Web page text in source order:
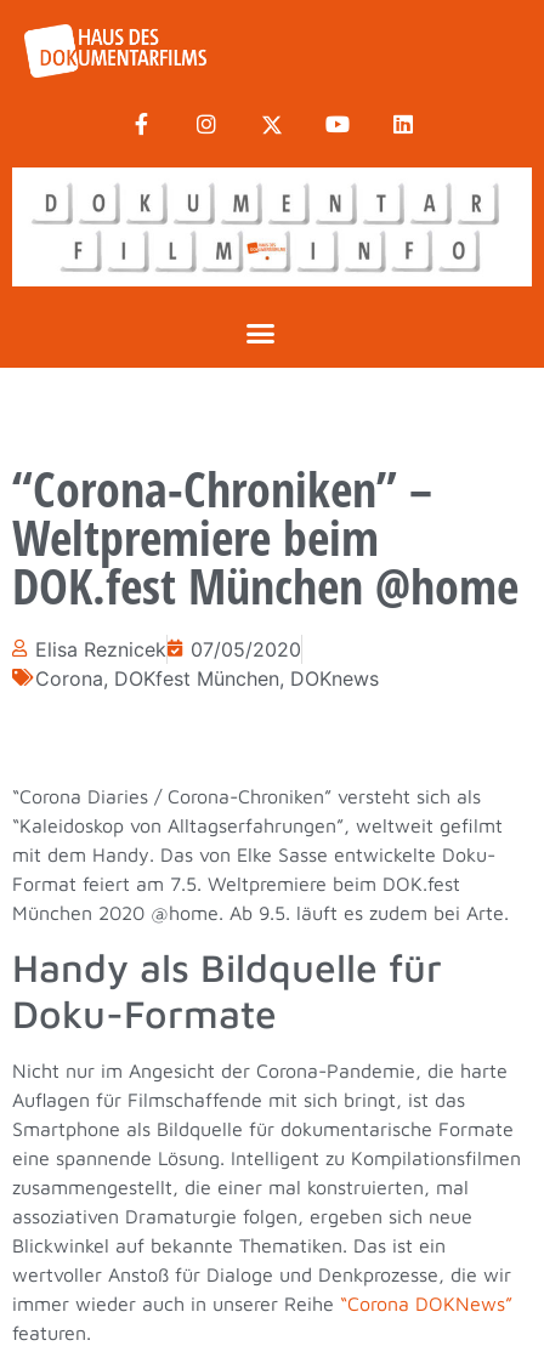
“Corona-Chroniken” –
Weltpremiere beim
DOK.fest München @home
Elisa Reznicek
07/05/2020
Corona, DOKfest München, DOKnews
“Corona Diaries / Corona-Chroniken” versteht sich als
“Kaleidoskop von Alltagserfahrungen”, weltweit gefilmt
mit dem Handy. Das von Elke Sasse entwickelte Doku-
Format feiert am 7.5. Weltpremiere beim DOK.fest
München 2020 @home. Ab 9.5. läuft es zudem bei Arte.
Handy als Bildquelle für
Doku-Formate
Nicht nur im Angesicht der Corona-Pandemie, die harte
Auflagen für Filmschaffende mit sich bringt, ist das
Smartphone als Bildquelle für dokumentarische Formate
eine spannende Lösung. Intelligent zu Kompilationsfilmen
zusammengestellt, die einer mal konstruierten, mal
assoziativen Dramaturgie folgen, ergeben sich neue
Blickwinkel auf bekannte Thematiken. Das ist ein
wertvoller Anstoß für Dialoge und Denkprozesse, die wir
immer wieder auch in unserer Reihe “Corona DOKNews”
featuren.